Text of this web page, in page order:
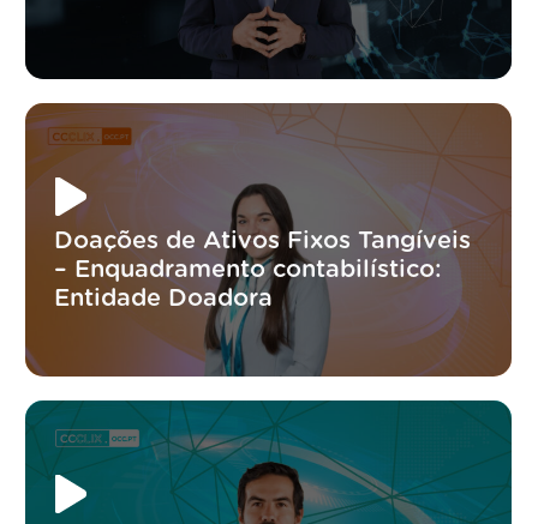
Doações de Ativos Fixos Tangíveis
– Enquadramento contabilístico:
Entidade Doadora